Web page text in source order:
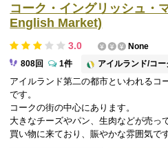
コーク・イングリッシュ・
English Market)
3.0
アイルランド/コー
808回 1件
None
アイルランド第二の都市といわれるコ
です。
コークの街の中心にあります。
大きなチーズやパン、生肉などが売っ
買い物に来ており、賑やかな雰囲気です